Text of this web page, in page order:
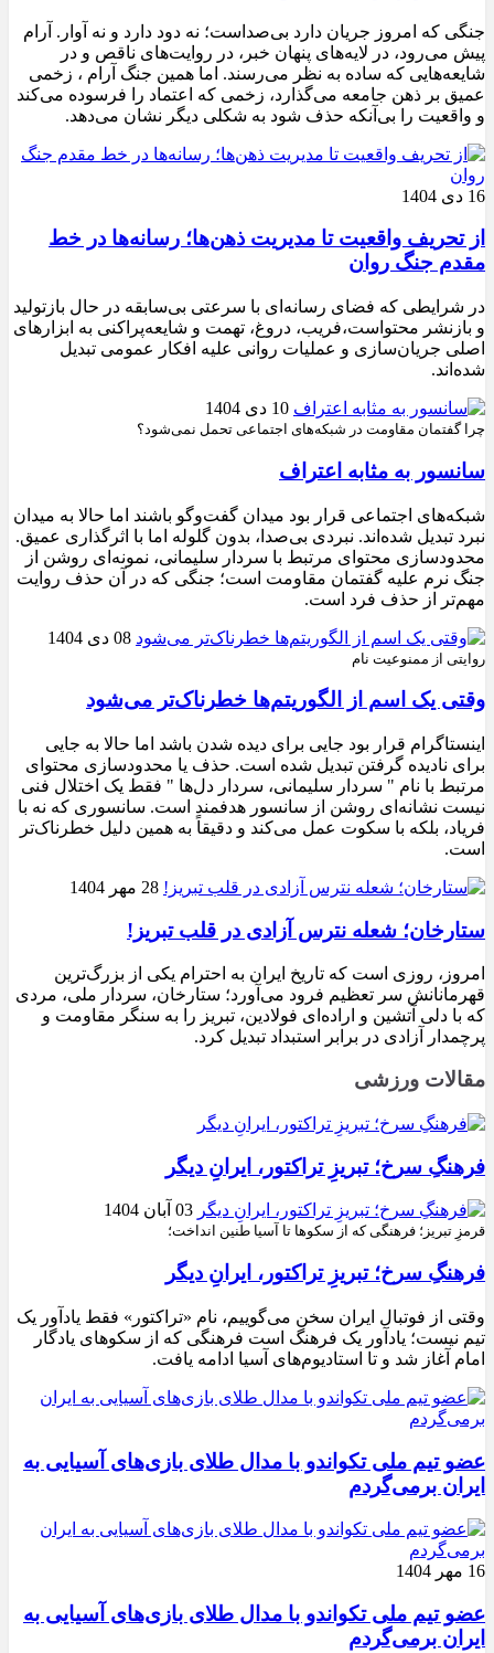
جنگی که امروز جریان دارد بی‌صداست؛ نه دود دارد و نه آوار. آرام
پیش می‌رود، در لایه‌های پنهان خبر، در روایت‌های ناقص و در
شایعه‌هایی که ساده به نظر می‌رسند. اما همین جنگ آرام ، زخمی
عمیق بر ذهن جامعه می‌گذارد، زخمی که اعتماد را فرسوده می‌کند
و واقعیت را بی‌آنکه حذف شود به شکلی دیگر نشان می‌دهد.
16 دی 1404
از تحریف واقعیت تا مدیریت ذهن‌ها؛ رسانه‌ها در خط
مقدم جنگ روان
در شرایطی که فضای رسانه‌ای با سرعتی بی‌سابقه در حال بازتولید
و بازنشر محتواست،فریب، دروغ، تهمت و شایعه‌پراکنی به ابزارهای
اصلی جریان‌سازی و عملیات روانی علیه افکار عمومی تبدیل
شده‌اند.
10 دی 1404
چرا گفتمان مقاومت در شبکه‌های اجتماعی تحمل نمی‌شود؟
سانسور به مثابه اعتراف
شبکه‌های اجتماعی قرار بود میدان گفت‌وگو باشند اما حالا به میدان
نبرد تبدیل شده‌اند. نبردی بی‌صدا، بدون گلوله اما با اثرگذاری عمیق.
محدودسازی محتوای مرتبط با سردار سلیمانی، نمونه‌ای روشن از
جنگ نرم علیه گفتمان مقاومت است؛ جنگی که در آن حذف روایت
مهم‌تر از حذف فرد است.
08 دی 1404
روایتی از ممنوعیت نام
وقتی یک اسم از الگوریتم‌ها خطرناک‌تر می‌شود
اینستاگرام قرار بود جایی برای دیده شدن باشد اما حالا به جایی
برای نادیده گرفتن تبدیل شده است. حذف یا محدودسازی محتوای
مرتبط با نام " سردار سلیمانی، سردار دل‌ها " فقط یک اختلال فنی
نیست نشانه‌ای روشن از سانسور هدفمند است. سانسوری که نه با
فریاد، بلکه با سکوت عمل می‌کند و دقیقاً به همین دلیل خطرناک‌تر
است.
28 مهر 1404
ستارخان؛ شعله نترس آزادی در قلب تبریز!
امروز، روزی است که تاریخ ایران به احترام یکی از بزرگ‌ترین
قهرمانانش سر تعظیم فرود می‌آورد؛ ستارخان، سردار ملی، مردی
که با دلی آتشین و اراده‌ای فولادین، تبریز را به سنگر مقاومت و
پرچمدار آزادی در برابر استبداد تبدیل کرد.
مقالات ورزشی
فرهنگِ سرخ؛ تبریزِ تراکتور، ایرانِ دیگر
03 آبان 1404
قرمزِ تبریز؛ فرهنگی که از سکوها تا آسیا طنین انداخت؛
فرهنگِ سرخ؛ تبریزِ تراکتور، ایرانِ دیگر
وقتی از فوتبال ایران سخن می‌گوییم، نام «تراکتور» فقط یادآور یک
تیم نیست؛ یادآور یک فرهنگ است فرهنگی که از سکوهای یادگار
امام آغاز شد و تا استادیوم‌های آسیا ادامه یافت.
عضو تیم ملی تکواندو با مدال طلای بازی‌های آسیایی به
ایران برمی‌گردم
16 مهر 1404
عضو تیم ملی تکواندو با مدال طلای بازی‌های آسیایی به
ایران برمی‌گردم